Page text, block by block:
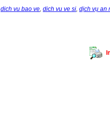
dich vu bao ve, dich vu ve si, dịch vụ an